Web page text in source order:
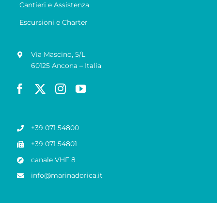
Cantieri e Assistenza
Escursioni e Charter
Via Mascino, 5/L
60125 Ancona – Italia
+39 071 54800
+39 071 54801
canale VHF 8
info@marinadorica.it